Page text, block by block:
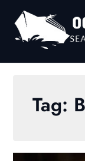
content
Tag: